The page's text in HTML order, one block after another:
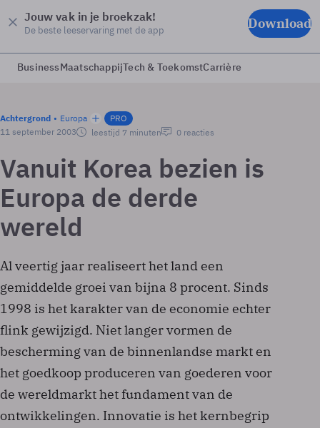
Jouw vak in je broekzak!
De beste leeservaring met de app Download
BusinessMaatschappijTech & ToekomstCarrière
Achtergrond Europa
PRO
11 september 2003
leestijd 7 minuten 0 reacties
Vanuit Korea bezien is
Europa de derde
wereld
Al veertig jaar realiseert het land een
gemiddelde groei van bijna 8 procent. Sinds
1998 is het karakter van de economie echter
flink gewijzigd. Niet langer vormen de
bescherming van de binnenlandse markt en
het goedkoop produceren van goederen voor
de wereldmarkt het fundament van de
ontwikkelingen. Innovatie is het kernbegrip